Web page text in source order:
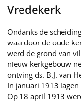
Vredekerk
Ondanks de
waardoor de oude
werd de grond van
nieuw kerkgebouw
ontving ds. B.J. van
In januari 1913
Op 18 april 1913